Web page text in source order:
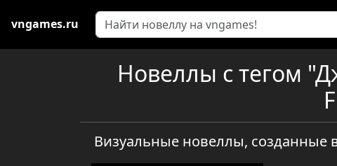
vngames.ru
Новеллы с тегом
Визуальные новеллы, созданные